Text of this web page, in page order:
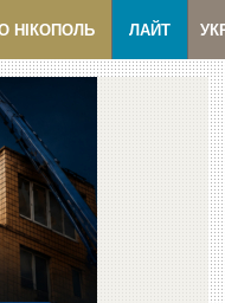
НІКОПОЛЬ ЛАЙТ